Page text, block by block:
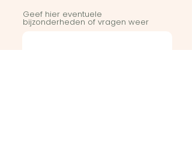
Geef hier eventuele
bijzonderheden of vragen weer